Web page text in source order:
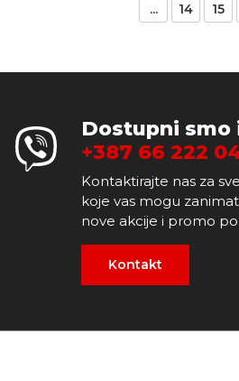
... 14 15
Dostupni smo
+387 66 222
Kontaktirajte nas za
koje vas mogu
nove akcije i promo
Kontakt